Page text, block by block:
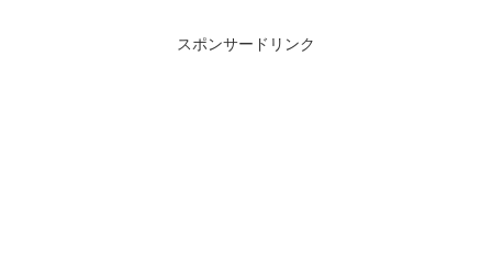
スポンサードリンク